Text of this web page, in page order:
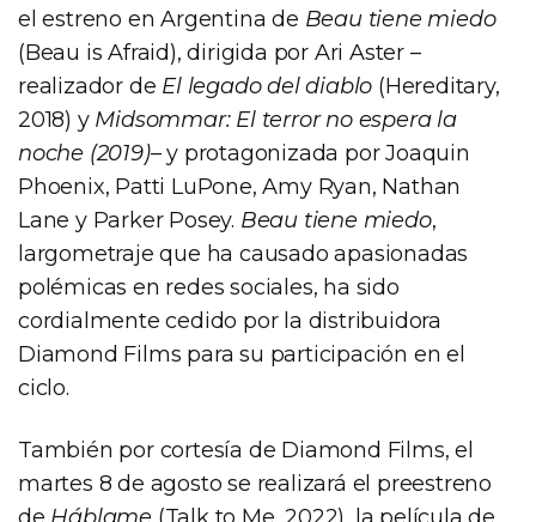
el estreno en Argentina de Beau tiene miedo
(Beau is Afraid), dirigida por Ari Aster –
realizador de El legado del diablo (Hereditary,
2018) y Midsommar: El terror no espera la
noche (2019)– y protagonizada por Joaquin
Phoenix, Patti LuPone, Amy Ryan, Nathan
Lane y Parker Posey. Beau tiene miedo,
largometraje que ha causado apasionadas
polémicas en redes sociales, ha sido
cordialmente cedido por la distribuidora
Diamond Films para su participación en el
ciclo.
También por cortesía de Diamond Films, el
martes 8 de agosto se realizará el preestreno